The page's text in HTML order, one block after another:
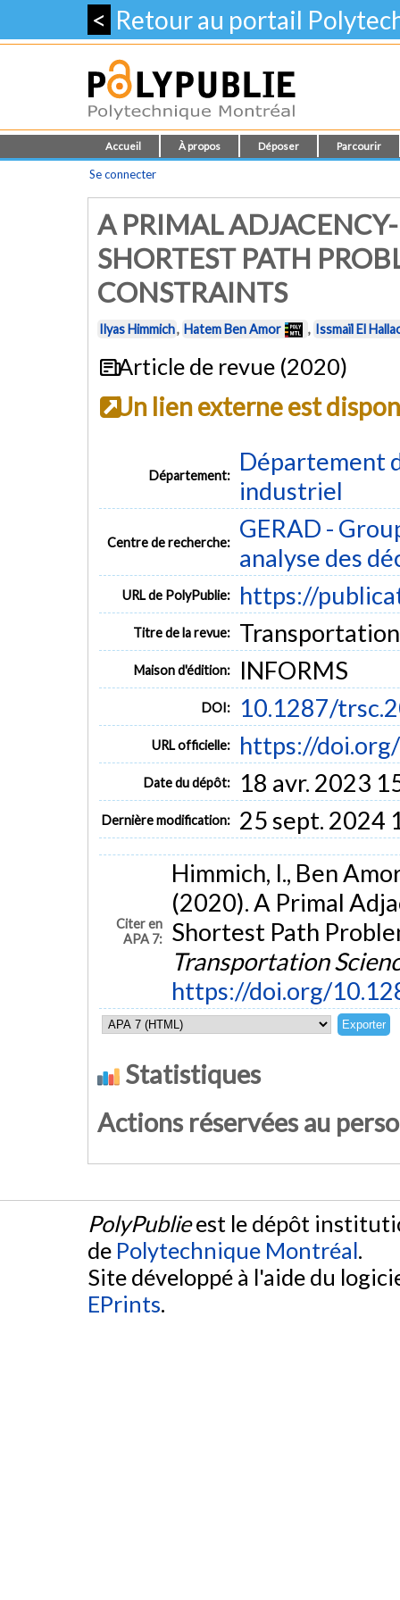
< Retour au portail
Accueil À propos Déposer Parcourir
Se connecter
A PRIMAL
SHORTEST PATH
CONSTRAINTS
Ilyas Himmich, Hatem Ben Amor , Issmaïl El
Article de revue (2020)
Un lien externe est
Département:
Département
industriel
Centre de recherche:
GERAD -
analyse des
URL de PolyPublie: https://
Titre de la revue:
Maison d'édition: INFORMS
DOI: 10.1287/
URL officielle: https://
Date du dépôt: 18 avr. 2023
Dernière modification: 25 sept. 2024
Citer en
APA 7:
Himmich, I., Ben
(2020). A Primal
Shortest Path
Transportation
https://doi.org/
Statistiques
Actions réservées au
PolyPublieest le dépôt
de Polytechnique Montréal.
Site développé à l'aide du
EPrints.